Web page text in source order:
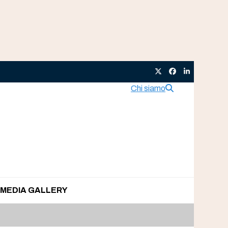
TwitterFacebook
LinkedIn
Chi siamo
MEDIA GALLERY